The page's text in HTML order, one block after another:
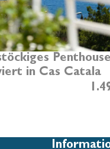
Penthouse
in Cas Catala